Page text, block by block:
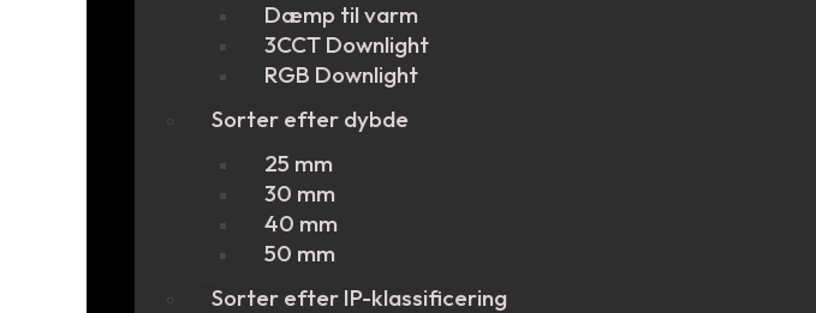
Dæmp til varm
3CCT Downlight
RGB Downlight
Sorter efter dybde
25 mm
30 mm
40 mm
50 mm
Sorter efter IP-klassificering